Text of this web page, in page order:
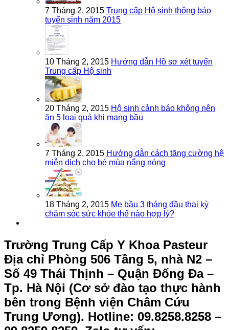
7 Tháng 2, 2015 Trung cấp Hộ sinh thông báo
tuyển sinh năm 2015
10 Tháng 2, 2015 Hướng dẫn Hồ sơ xét tuyển
Trung cấp Hộ sinh
20 Tháng 2, 2015 Hộ sinh cảnh báo không nên
ăn 5 loại quả khi mang bầu
7 Tháng 2, 2015 Hướng dẫn cách tăng cường hệ
miễn dịch cho bé mùa nắng nóng
18 Tháng 2, 2015 Mẹ bầu 3 tháng đầu thai kỳ
chăm sóc sức khỏe thế nào hợp lý?
Trường Trung Cấp Y Khoa Pasteur
Địa chỉ Phòng 506 Tầng 5, nhà N2 –
Số 49 Thái Thịnh – Quận Đống Đa –
Tp. Hà Nội (Cơ sở đào tạo thực hành
bên trong Bệnh viện Châm Cứu
Trung Ương). Hotline: 09.8258.8258 –